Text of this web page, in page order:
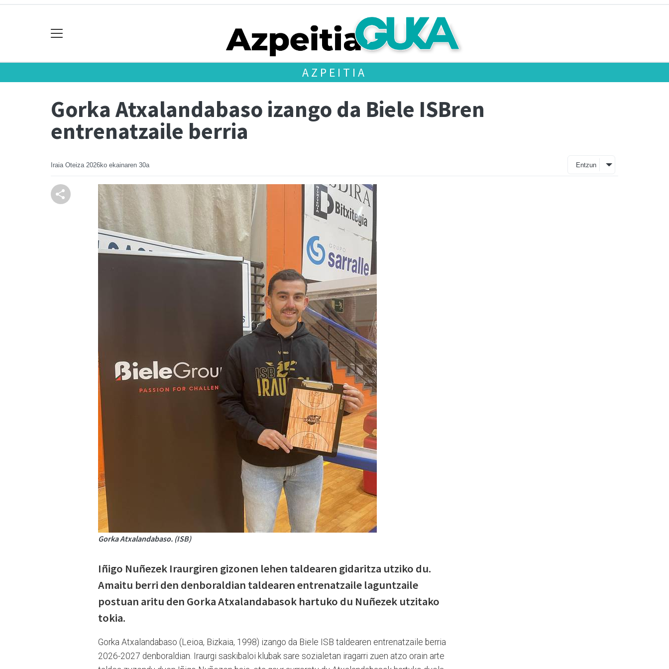
AZPEITIA
Gorka Atxalandabaso izango da Biele ISBren
entrenatzaile berria
Iraia Oteiza 2026ko ekainaren 30a Entzun
Gorka Atxalandabaso. (ISB)
Iñigo Nuñezek Iraurgiren gizonen lehen taldearen gidaritza utziko du.
Amaitu berri den denboraldian taldearen entrenatzaile laguntzaile
postuan aritu den Gorka Atxalandabasok hartuko du Nuñezek utzitako
tokia.
Gorka Atxalandabaso (Leioa, Bizkaia, 1998) izango da Biele ISB taldearen entrenatzaile berria
2026-2027 denboraldian. Iraurgi saskibaloi klubak sare sozialetan iragarri zuen atzo orain arte